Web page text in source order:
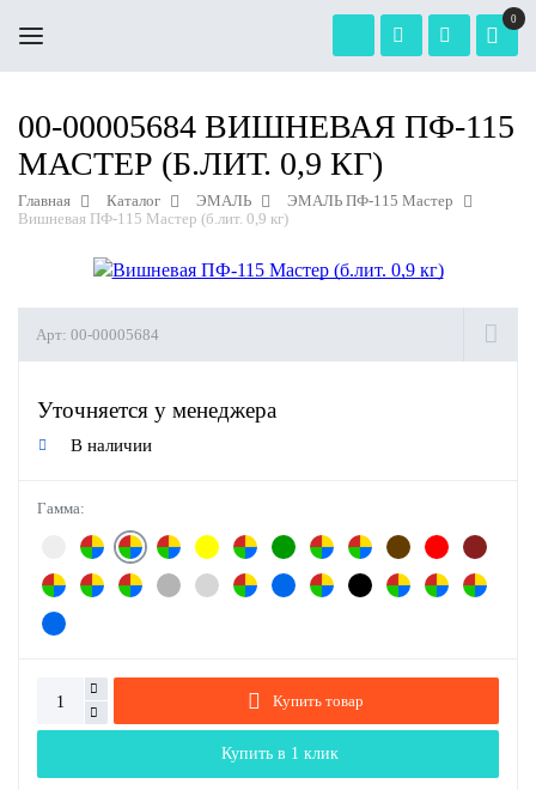
0
00-00005684 ВИШНЕВАЯ ПФ-115
МАСТЕР (Б.ЛИТ. 0,9 КГ)
Главная Каталог ЭМАЛЬ
ЭМАЛЬ ПФ-115 Мастер
Вишневая ПФ-115 Мастер (б.лит. 0,9 кг)
Арт: 00-00005684
Уточняется у менеджера
В наличии
Гамма:
Купить товар
Купить в 1 клик